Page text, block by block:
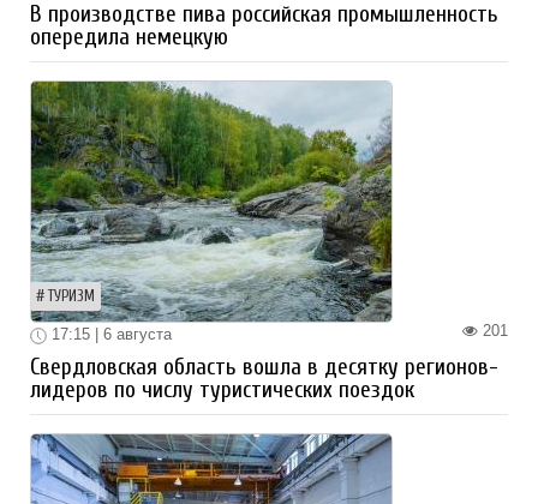
В производстве пива российская промышленность
опередила немецкую
ТУРИЗМ
201
17:15 | 6 августа
Свердловская область вошла в десятку регионов-
лидеров по числу туристических поездок